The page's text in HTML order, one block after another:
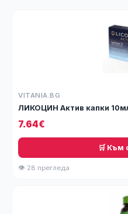
VITANIA.BG
ЛИКОЦИН Актив капки
7.64€
🛒 Към
👁 28 прегледа